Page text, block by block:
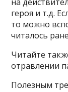
героя и т.д.
то можно
читалось
Читайте
отравлении
Полезным